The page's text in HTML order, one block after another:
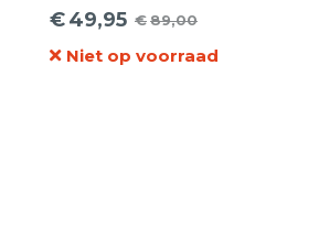
€89,00
Oorspronkelijke
prijs
€49,95
Huidige
prijs
Niet op voorraad